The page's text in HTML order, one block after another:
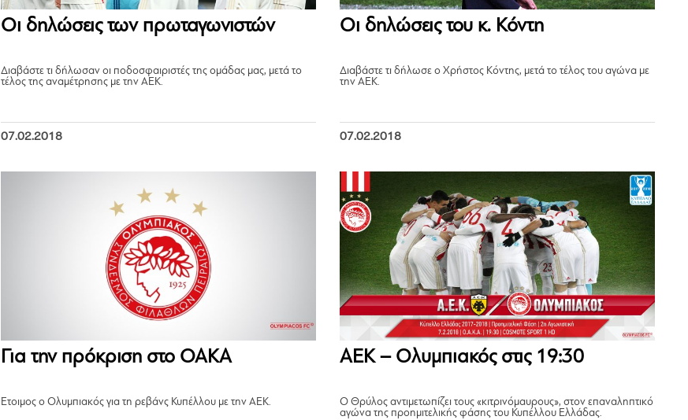
Οι δηλώσεις των πρωταγωνιστών
Διαβάστε τι δήλωσαν οι ποδοσφαιριστές της ομάδας μας, μετά το
τέλος της αναμέτρησης με την ΑΕΚ.
07.02.2018
Οι δηλώσεις του κ. Κόντη
Διαβάστε τι δήλωσε ο Χρήστος Κόντης, μετά το τέλος του αγώνα με
την ΑΕΚ.
07.02.2018
Για την πρόκριση στο ΟΑΚΑ
Έτοιμος ο Ολυμπιακός για τη ρεβάνς Κυπέλλου με την ΑΕΚ.
ΑΕΚ – Ολυμπιακός στις 19:30
Ο Θρύλος αντιμετωπίζει τους «κιτρινόμαυρους», στον επαναληπτικό
αγώνα της προημιτελικής φάσης του Κυπέλλου Ελλάδας.